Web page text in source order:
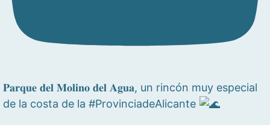
𝐏𝐚𝐫𝐪𝐮𝐞 𝐝𝐞𝐥 𝐌𝐨𝐥𝐢𝐧𝐨 𝐝𝐞𝐥 𝐀𝐠𝐮𝐚, un rincón muy especial
de la costa de la #ProvinciadeAlicante